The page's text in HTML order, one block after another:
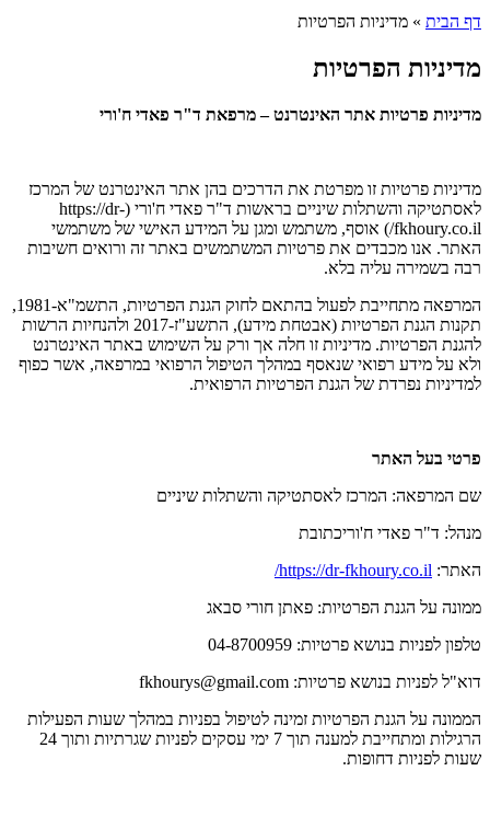
דף הבית » מדיניות הפרטיות
מדיניות הפרטיות
מדיניות פרטיות אתר האינטרנט – מרפאת ד"ר פאדי ח'ורי
מדיניות פרטיות זו מפרטת את הדרכים בהן אתר האינטרנט של המרכז
לאסתטיקה והשתלות שיניים בראשות ד"ר פאדי ח'ורי (https://dr-
fkhoury.co.il/) אוסף, משתמש ומגן על המידע האישי של משתמשי
האתר. אנו מכבדים את פרטיות המשתמשים באתר זה ורואים חשיבות
רבה בשמירה עליה בלא.
המרפאה מתחייבת לפעול בהתאם לחוק הגנת הפרטיות, התשמ"א-1981,
תקנות הגנת הפרטיות (אבטחת מידע), התשע"ז-2017 ולהנחיות הרשות
להגנת הפרטיות. מדיניות זו חלה אך ורק על השימוש באתר האינטרנט
ולא על מידע רפואי שנאסף במהלך הטיפול הרפואי במרפאה, אשר כפוף
למדיניות נפרדת של הגנת הפרטיות הרפואית.
פרטי בעל האתר
שם המרפאה: המרכז לאסתטיקה והשתלות שיניים
מנהל: ד"ר פאדי ח'וריכתובת
האתר: https://dr-fkhoury.co.il/
ממונה על הגנת הפרטיות: פאתן חורי סבאג
טלפון לפניות בנושא פרטיות: 04-8700959
דוא"ל לפניות בנושא פרטיות: fkhourys@gmail.com
הממונה על הגנת הפרטיות זמינה לטיפול בפניות במהלך שעות הפעילות
הרגילות ומתחייבת למענה תוך 7 ימי עסקים לפניות שגרתיות ותוך 24
שעות לפניות דחופות.